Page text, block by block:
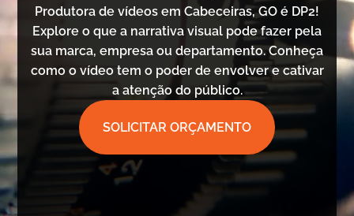
Produtora de vídeos em Cabeceiras, GO é DP2!
Explore o que a narrativa visual pode fazer pela
sua marca, empresa ou departamento. Conheça
como o vídeo tem o poder de envolver e cativar
a atenção do público.
SOLICITAR ORÇAMENTO